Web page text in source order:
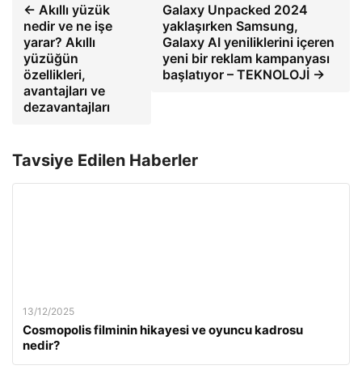
← Akıllı yüzük
nedir ve ne işe
yarar? Akıllı
yüzüğün
özellikleri,
avantajları ve
dezavantajları
Galaxy Unpacked 2024
yaklaşırken Samsung,
Galaxy AI yeniliklerini içeren
yeni bir reklam kampanyası
başlatıyor – TEKNOLOJİ →
Tavsiye Edilen Haberler
13/12/2025
Cosmopolis filminin hikayesi ve oyuncu kadrosu
nedir?